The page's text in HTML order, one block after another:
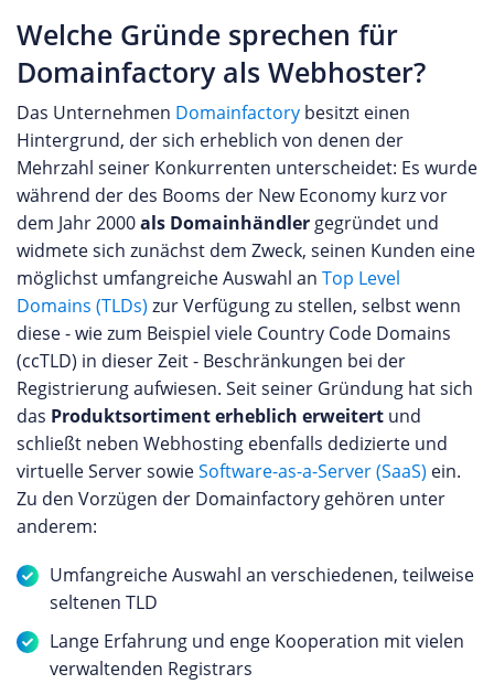
Welche Gründe sprechen für
Domainfactory als Webhoster?
Das Unternehmen Domainfactory besitzt einen
Hintergrund, der sich erheblich von denen der
Mehrzahl seiner Konkurrenten unterscheidet: Es wurde
während der des Booms der New Economy kurz vor
dem Jahr 2000als Domainhändler gegründet und
widmete sich zunächst dem Zweck, seinen Kunden eine
möglichst umfangreiche Auswahl an Top Level
Domains (TLDs) zur Verfügung zu stellen, selbst wenn
diese - wie zum Beispiel viele Country Code Domains
(ccTLD) in dieser Zeit - Beschränkungen bei der
Registrierung aufwiesen. Seit seiner Gründung hat sich
das Produktsortiment erheblich erweitert und
schließt neben Webhosting ebenfalls dedizierte und
virtuelle Server sowieSoftware-as-a-Server (SaaS) ein.
Zu den Vorzügen der Domainfactory gehören unter
anderem:
Umfangreiche Auswahl an verschiedenen, teilweise
seltenen TLD
Lange Erfahrung und enge Kooperation mit vielen
verwaltenden Registrars